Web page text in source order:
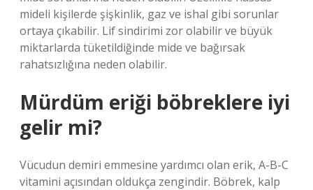
mideli kişilerde şişkinlik, gaz ve ishal gibi sorunlar
ortaya çıkabilir. Lif sindirimi zor olabilir ve büyük
miktarlarda tüketildiğinde mide ve bağırsak
rahatsızlığına neden olabilir.
Mürdüm eriği böbreklere iyi
gelir mi?
Vücudun demiri emmesine yardımcı olan erik, A-B-C
vitamini açısından oldukça zengindir. Böbrek, kalp